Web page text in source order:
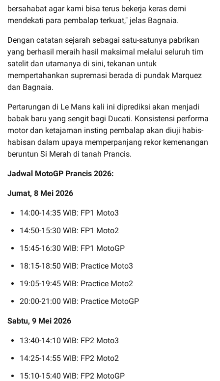
bersahabat agar kami bisa terus bekerja keras demi
mendekati para pembalap terkuat," jelas Bagnaia.
Dengan catatan sejarah sebagai satu-satunya pabrikan
yang berhasil meraih hasil maksimal melalui seluruh tim
satelit dan utamanya di sini, tekanan untuk
mempertahankan supremasi berada di pundak Marquez
dan Bagnaia.
Pertarungan di Le Mans kali ini diprediksi akan menjadi
babak baru yang sengit bagi Ducati. Konsistensi performa
motor dan ketajaman insting pembalap akan diuji habis-
habisan dalam upaya memperpanjang rekor kemenangan
beruntun Si Merah di tanah Prancis.
Jadwal MotoGP Prancis 2026:
Jumat, 8 Mei 2026
14:00-14:35 WIB: FP1 Moto3
14:50-15:30 WIB: FP1 Moto2
15:45-16:30 WIB: FP1 MotoGP
18:15-18:50 WIB: Practice Moto3
19:05-19:45 WIB: Practice Moto2
20:00-21:00 WIB: Practice MotoGP
Sabtu, 9 Mei 2026
13:40-14:10 WIB: FP2 Moto3
14:25-14:55 WIB: FP2 Moto2
15:10-15:40 WIB: FP2 MotoGP